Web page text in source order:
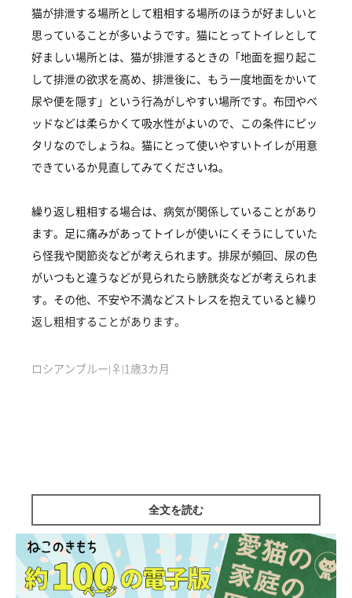
猫が排泄する場所として粗相する場所のほうが好ましいと
思っていることが多いようです。猫にとってトイレとして
好ましい場所とは、猫が排泄するときの「地面を掘り起こ
して排泄の欲求を高め、排泄後に、もう一度地面をかいて
尿や便を隠す」という行為がしやすい場所です。布団やベ
ッドなどは柔らかくて吸水性がよいので、この条件にピッ
タリなのでしょうね。猫にとって使いやすいトイレが用意
できているか見直してみてくださいね。
繰り返し粗相する場合は、病気が関係していることがあり
ます。足に痛みがあってトイレが使いにくそうにしていた
ら怪我や関節炎などが考えられます。排尿が頻回、尿の色
がいつもと違うなどが見られたら膀胱炎などが考えられま
す。その他、不安や不満などストレスを抱えていると繰り
返し粗相することがあります。
ロシアンブルー|♀|1歳3カ月
全文を読む